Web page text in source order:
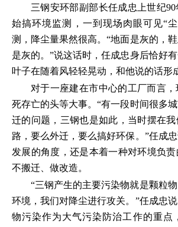
三钢安环部副部长任成忠上世纪
始搞环境监测，一到现场肉眼可见“
测，降尘量果然很高。“地面是灰的，
是灰的。”说这话时，任成忠身后恰好
叶子在随着风轻轻晃动，和他说的话形
对于一座建在市中心的工厂而言
死存亡的头等大事。“有一段时间很多
迁的问题，三钢也是如此，当时摆在
路，要么外迁，要么搞好环保。”任成
发展的角度，还是本着一种对环境负
不搬迁、做改造。
“三钢产生的主要污染物就是颗粒
环境，我们对降尘进行攻关。”任成忠
物污染作为大气污染防治工作的重点